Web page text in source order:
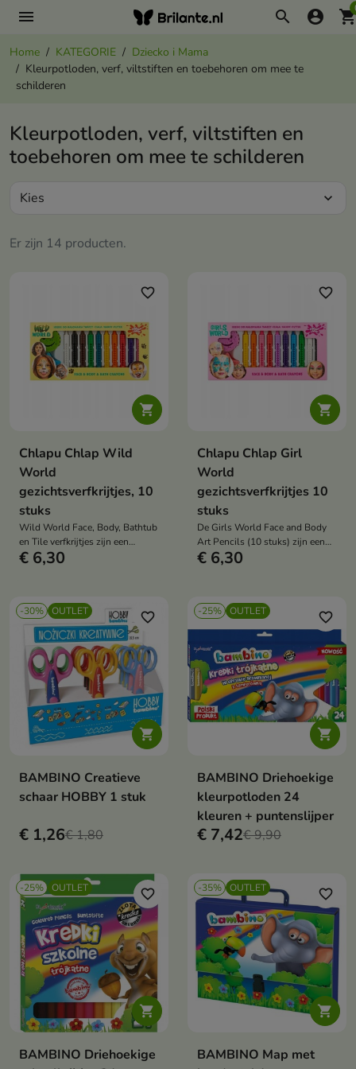
menu search account_circle
Home KATEGORIE
Dziecko i Mama
Kleurpotloden, verf, viltstiften en toebehoren om mee te
schilderen
Kleurpotloden, verf, viltstiften en
toebehoren om mee te schilderen
Er zijn 14 producten.
Kies expand_more

favorite_border
Chlapu Chlap Wild
World
gezichtsverfkrijtjes, 10
stuks
Wild World Face, Body, Bathtub
en Tile verfkrijtjes zijn een
creatieve speelset waarmee je
Perfect om je fantasie te
ontwikkelen en kleurrijke
meesterwerken te creëren.
€ 6,30

favorite_border
Chlapu Chlap Girl
World
gezichtsverfkrijtjes 10
stuks
De Girls World Face and Body
Art Pencils (10 stuks) zijn een
kleurrijke, creatieve speelset
de huid en gemakkelijk te
gebruiken, perfect voor zowel
€ 6,30
-30% OUTLET

favorite_border
BAMBINO Creatieve
schaar HOBBY 1 stuk
€ 1,26€ 1,80
-25% OUTLET

favorite_border
BAMBINO Driehoekige
kleurpotloden 24
kleuren + puntenslijper
€ 7,42€ 9,90
-25% OUTLET

favorite_border
BAMBINO Driehoekige
-35% OUTLET

favorite_border
BAMBINO Map met